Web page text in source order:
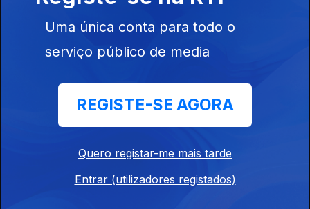
semana o Nariz
na Literatura!
Envelhecemos
todos, não
podemos parar
o tempo... Mas
Aqui pode!
Ep. 28
Uma única conta para todo o
serviço público de media
REGISTE-SE AGORA
Quero registar-me mais tarde
Entrar (utilizadores registados)